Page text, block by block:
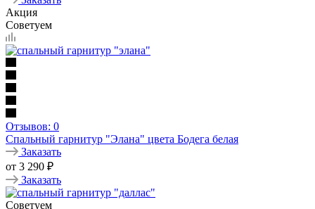
Акция
Советуем
Отзывов: 0
Спальный гарнитур "Элана" цвета Бодега белая
Заказать
от 3 290 ₽
Заказать
Советуем